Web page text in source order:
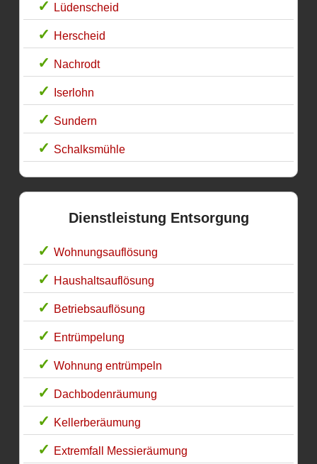
Lüdenscheid
Herscheid
Nachrodt
Iserlohn
Sundern
Schalksmühle
Dienstleistung Entsorgung
Wohnungsauflösung
Haushaltsauflösung
Betriebsauflösung
Entrümpelung
Wohnung entrümpeln
Dachbodenräumung
Kellerberäumung
Extremfall Messieräumung